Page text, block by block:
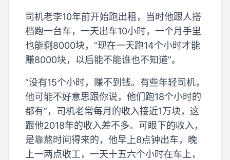
司机老李10年前开始跑出租，当时他跟人搭
档跑一台车，一天出车10小时，一个月手里
也能剩8000块，“现在一天跑14个小时才能
赚8000块，以后能不能谁也不知道”。
“没有15个小时，赚不到钱。有些年轻司机，
他可能不好意思跟你说，他们跑18个小时的
都有”，司机老常每月的收入接近1万块，这
跟他2018年的收入差不多。可眼下的收入，
是靠熬时间得来的，他早上8点钟出车，晚
上一两点收工，一天十五六个小时在车上，